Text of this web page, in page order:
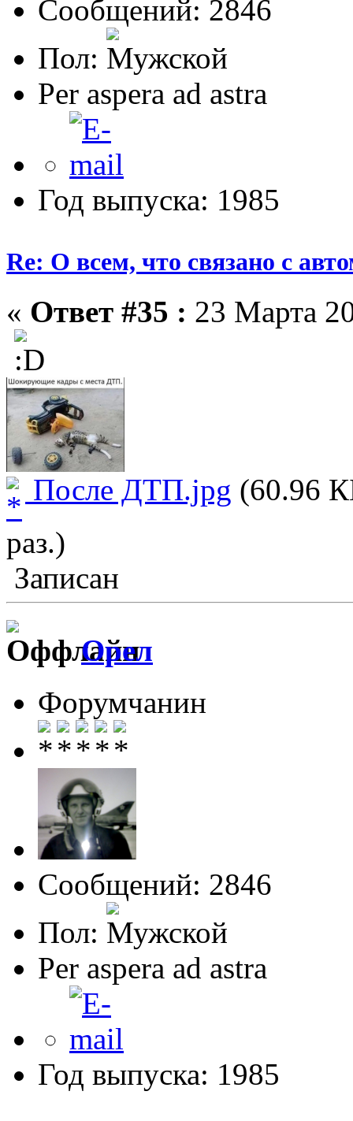
Сообщений: 2846
Пол:
Per aspera ad astra
Год выпуска: 1985
Re: О всем, что связано с
« Ответ #35 : 23 Марта
После ДТП.jpg (60.96
раз.)
Записан
Орел
Форумчанин
Сообщений: 2846
Пол:
Per aspera ad astra
Год выпуска: 1985